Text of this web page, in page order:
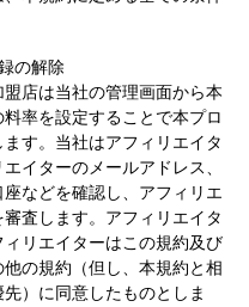
の解除
店は当社の管理画面から本
率を設定することで本プロ
す。当社はアフィリエイタ
イターのメールアドレス、
などを確認し、アフィリエ
査します。アフィリエイタ
リエイターはこの規約及び
の規約（但し、本規約と相
）に同意したものとしま